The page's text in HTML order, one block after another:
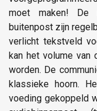
moet maken! De
buitenpost zijn
verlicht tekstveld
kan het volume van
worden. De
klassieke hoorn.
voeding gekoppeld